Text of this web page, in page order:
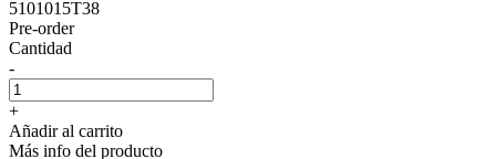
5101015T38
Pre-order
Cantidad
-
+
Añadir al carrito
Más info del producto